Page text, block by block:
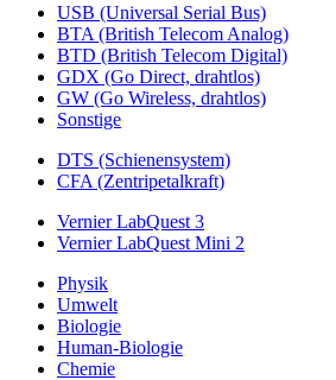
USB (Universal Serial Bus)
BTA (British Telecom Analog)
BTD (British Telecom Digital)
GDX (Go Direct, drahtlos)
GW (Go Wireless, drahtlos)
Sonstige
DTS (Schienensystem)
CFA (Zentripetalkraft)
Vernier LabQuest 3
Vernier LabQuest Mini 2
Physik
Umwelt
Biologie
Human-Biologie
Chemie